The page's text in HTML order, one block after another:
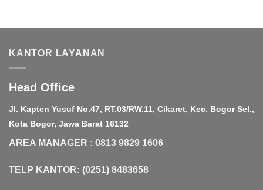
Rp20,000,000.00.
KANTOR LAYANAN
Head Office
Jl. Kapten Yusuf No.47, RT.03/RW.11, Cikaret, Kec. Bogor Sel.,
Kota Bogor, Jawa Barat 16132
AREA MANAGER : 0813 9829 1606
TELP KANTOR: (0251) 8483658